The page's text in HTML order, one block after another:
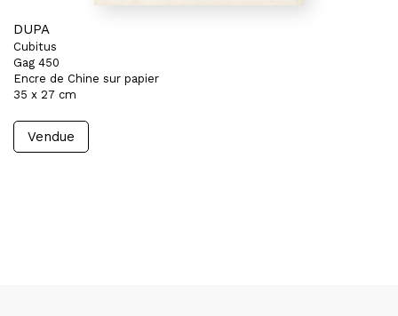
DUPA
Cubitus
Gag 450
Encre de Chine sur papier
35 x 27 cm
Vendue